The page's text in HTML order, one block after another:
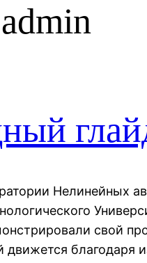
admin
Нелинейных
свой
движется благодаря